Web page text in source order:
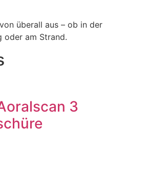
überall aus – ob in der
oder am Strand.
3